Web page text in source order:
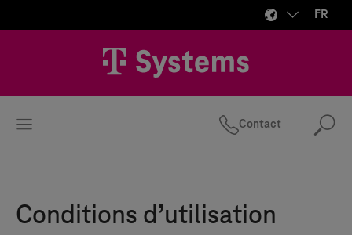
FR
Contact
Conditions d’utilisation